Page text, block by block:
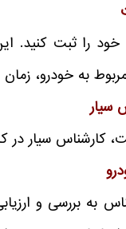
خود را ثبت کنید.
به خودرو،
سیار
کارشناس سیار در
به بررسی و